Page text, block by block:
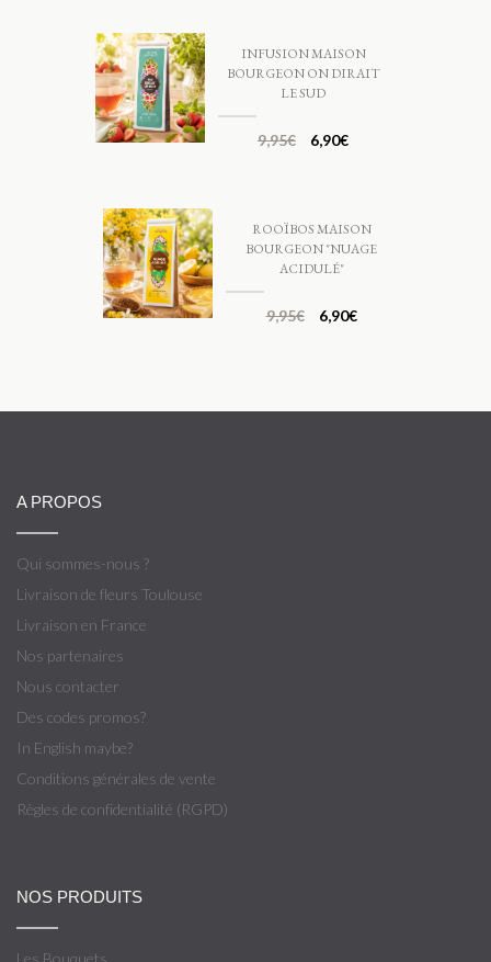
INFUSION MAISON
BOURGEON ON DIRAIT
LE SUD
9,95€ 6,90€
ROOÏBOS MAISON
BOURGEON "NUAGE
ACIDULÉ"
9,95€ 6,90€
A PROPOS
Qui sommes-nous ?
Livraison de fleurs Toulouse
Livraison en France
Nos partenaires
Nous contacter
Des codes promos?
In English maybe?
Conditions générales de vente
Règles de confidentialité (RGPD)
NOS PRODUITS
Les Bouquets